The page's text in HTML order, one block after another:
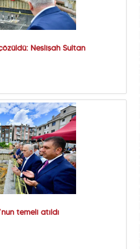
Neslişah Sultan
temeli atıldı